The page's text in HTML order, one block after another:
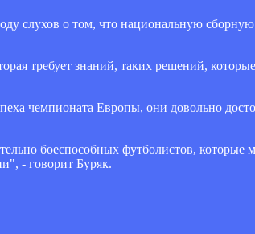
слухов о том, что национальную
требует знаний, таких решений,
чемпионата Европы, они довольно
боеспособных футболистов, которые
- говорит Буряк.